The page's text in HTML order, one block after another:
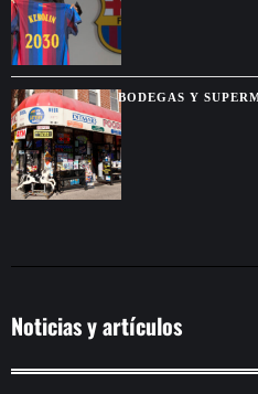
BODEGAS Y
MUNICIPAL DE
Noticias y artículos